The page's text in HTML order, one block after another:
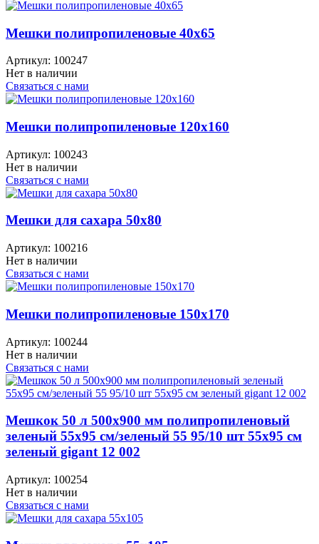
Мешки полипропиленовые 40x65
Артикул: 100247
Нет в наличии
Связаться с нами
Мешки полипропиленовые 120x160
Артикул: 100243
Нет в наличии
Связаться с нами
Мешки для сахара 50x80
Артикул: 100216
Нет в наличии
Связаться с нами
Мешки полипропиленовые 150x170
Артикул: 100244
Нет в наличии
Связаться с нами
Мешкок 50 л 500х900 мм полипропиленовый
зеленый 55x95 см/зеленый 55 95/10 шт 55х95 см
зеленый gigant 12 002
Артикул: 100254
Нет в наличии
Связаться с нами